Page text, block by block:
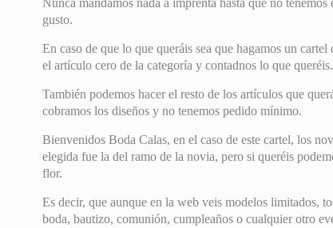
Nunca mandamos nada a imprenta hasta que no
gusto.
En caso de que lo que queráis sea que hagamos un
el artículo cero de la categoría y contadnos lo que queréis.
También podemos hacer el resto de los artículos que
cobramos los diseños y no tenemos pedido mínimo.
Bienvenidos Boda Calas, en el caso de este cartel, los
elegida fue la del ramo de la novia, pero si queréis
flor.
Es decir, que aunque en la web veis modelos limitados,
boda, bautizo, comunión, cumpleaños o cualquier otro